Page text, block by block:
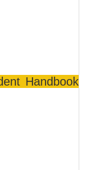
Handbook